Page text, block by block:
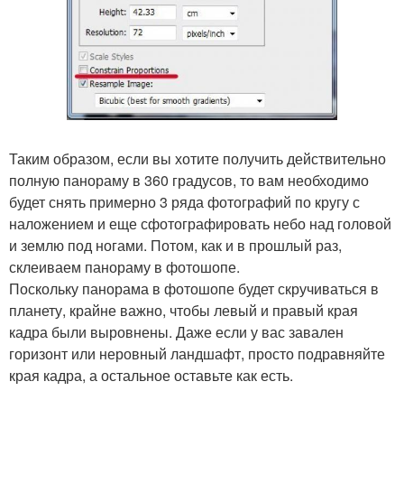
Таким образом, если вы хотите получить действительно
полную панораму в 360 градусов, то вам необходимо
будет снять примерно 3 ряда фотографий по кругу с
наложением и еще сфотографировать небо над головой
и землю под ногами. Потом, как и в прошлый раз,
склеиваем панораму в фотошопе.
Поскольку панорама в фотошопе будет скручиваться в
планету, крайне важно, чтобы левый и правый края
кадра были выровнены. Даже если у вас завален
горизонт или неровный ландшафт, просто подравняйте
края кадра, а остальное оставьте как есть.